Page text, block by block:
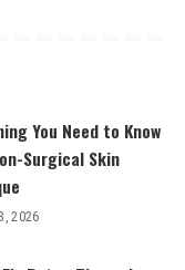
You Need to Know
Surgical Skin
2026